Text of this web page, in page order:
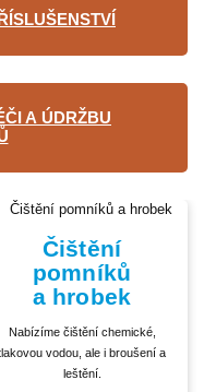
A ÚDRŽBU
Čištění
pomníků
a hrobek
Nabízíme čištění chemické,
vodou, ale i broušení a
leštění.